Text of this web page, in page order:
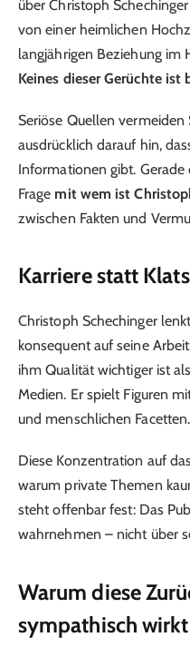
über Christoph
von einer heimlichen
langjährigen Beziehung im
Keines dieser Gerüchte ist
Seriöse Quellen
ausdrücklich darauf hin,
Informationen gibt.
Frage mit wem ist
zwischen Fakten und
Karriere statt
Christoph Schechinger
konsequent auf seine
ihm Qualität wichtiger ist
Medien. Er spielt Figuren
und menschlichen Facetten.
Diese Konzentration auf
warum private Themen
steht offenbar fest: Das
wahrnehmen – nicht über
Warum diese
sympathisch wirkt